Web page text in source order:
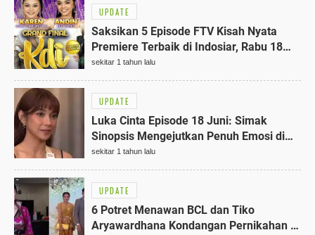
UPDATE
Saksikan 5 Episode FTV Kisah Nyata
Premiere Terbaik di Indosiar, Rabu 18
Juni Pukul 17.00 WIB
sekitar 1 tahun lalu
UPDATE
Luka Cinta Episode 18 Juni: Simak
Sinopsis Mengejutkan Penuh Emosi di
SCTV
sekitar 1 tahun lalu
UPDATE
6 Potret Menawan BCL dan Tiko
Aryawardhana Kondangan Pernikahan Al